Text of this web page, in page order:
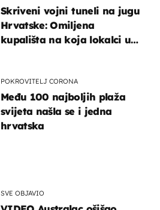
SVE OBJAVIO
Skriveni vojni tuneli na jugu
Hrvatske: Omiljena
kupališta na koja lokalci u
POKROVITELJ CORONA
Među 100 najboljih plaža
svijeta našla se i jedna
hrvatska